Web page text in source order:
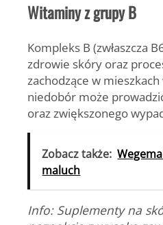
Witaminy z grupy B
Kompleks B (zwłaszcza
zdrowie skóry oraz
zachodzące w mieszkach
niedobór może
oraz zwiększonego
Zobacz także:
maluch
Info: Suplementy na